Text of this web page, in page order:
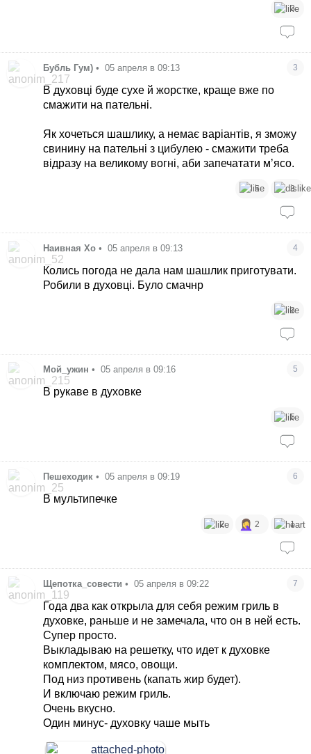
3
Бубль Гум) • 05 апреля в 09:13 3
В духовці буде сухе й жорстке, краще вже по
смажити на пательні.
Як хочеться шашлику, а немає варіантів, я зможу
свинину на пательні з цибулею - смажити треба
відразу на великому вогні, аби запечатати мʼясо.
5 3
Наивная Хо • 05 апреля в 09:13 4
Колись погода не дала нам шашлик приготувати.
Робили в духовці. Було смачнр
3
Мой_ужин • 05 апреля в 09:16 5
В рукаве в духовке
5
Пешеходик • 05 апреля в 09:19 6
В мультипечке
2 2 1
Щепотка_совести • 05 апреля в 09:22 7
Года два как открыла для себя режим гриль в
духовке, раньше и не замечала, что он в ней есть.
Супер просто.
Выкладываю на решетку, что идет к духовке
комплектом, мясо, овощи.
Под низ противень (капать жир будет).
И включаю режим гриль.
Очень вкусно.
Один минус- духовку чаше мыть